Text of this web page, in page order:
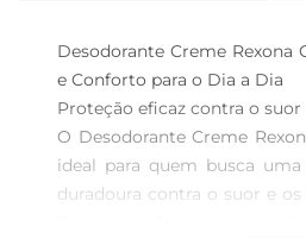
Desodorante Creme Rexona
e Conforto para o Dia a Dia
Proteção eficaz contra o suor
O Desodorante Creme
ideal para quem busca
duradoura contra o suor e os